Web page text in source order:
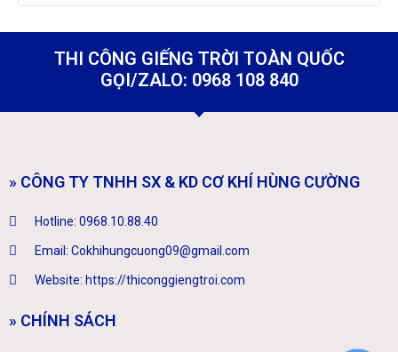
THI CÔNG GIẾNG TRỜI TOÀN QUỐC
GỌI/ZALO: 0968 108 840
» CÔNG TY TNHH SX & KD CƠ KHÍ HÙNG CƯỜNG
Hotline: 0968.10.88.40
Email: Cokhihungcuong09@gmail.com
Website: https://thiconggiengtroi.com
» CHÍNH SÁCH